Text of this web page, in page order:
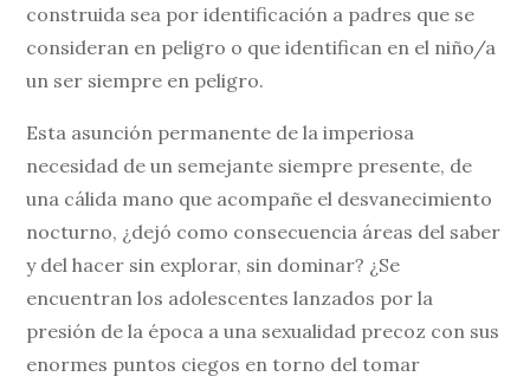
construida sea por identificación a padres que se
consideran en peligro o que identifican en el niño/a
un ser siempre en peligro.
Esta asunción permanente de la imperiosa
necesidad de un semejante siempre presente, de
una cálida mano que acompañe el desvanecimiento
nocturno, ¿dejó como consecuencia áreas del saber
y del hacer sin explorar, sin dominar? ¿Se
encuentran los adolescentes lanzados por la
presión de la época a una sexualidad precoz con sus
enormes puntos ciegos en torno del tomar